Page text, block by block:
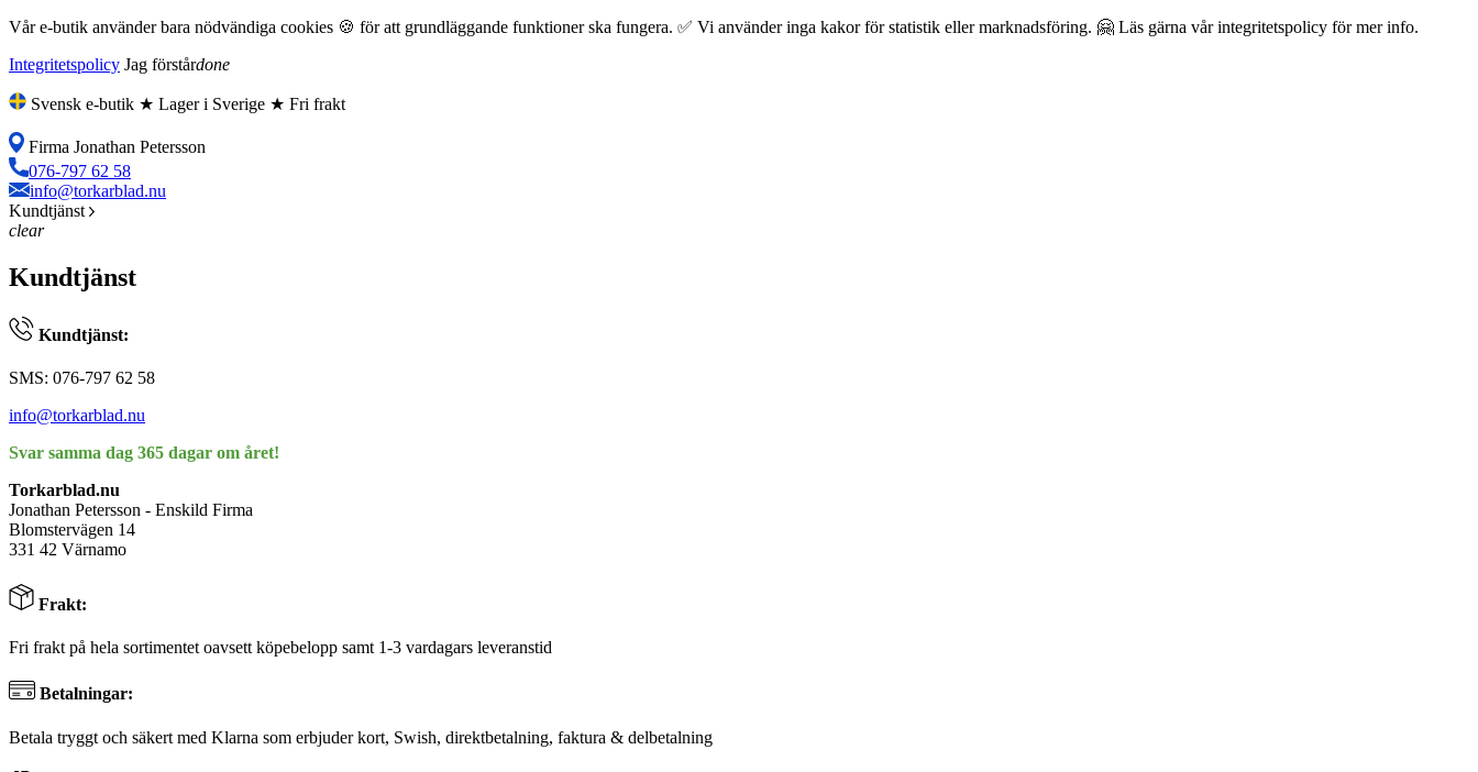
Vår e-butik använder bara nödvändiga cookies 🍪 för att grundläggande funktioner ska fungera. ✅ Vi använder inga kakor för statistik eller marknadsföring. 🤗 Läs gärna vår integritetspolicy för mer info.
Integritetspolicy Jag förstårdone
Svensk e-butik ★ Lager i Sverige ★ Fri frakt
Firma Jonathan Petersson
076-797 62 58
info@torkarblad.nu
Kundtjänst
clear
Kundtjänst
Kundtjänst:
SMS: 076-797 62 58
info@torkarblad.nu
Svar samma dag 365 dagar om året!
Torkarblad.nu
Jonathan Petersson - Enskild Firma
Blomstervägen 14
331 42 Värnamo
Frakt:
Fri frakt på hela sortimentet oavsett köpebelopp samt 1-3 vardagars leveranstid
Betalningar:
Betala tryggt och säkert med Klarna som erbjuder kort, Swish, direktbetalning, faktura & delbetalning